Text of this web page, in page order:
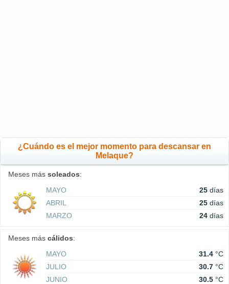
¿Cuándo es el mejor momento para descansar en
Melaque?
Meses más soleados:
MAYO
25 días
ABRIL
25 días
MARZO
24 días
Meses más cálidos:
MAYO
31.4 °C
JULIO
30.7 °C
JUNIO
30.5 °C